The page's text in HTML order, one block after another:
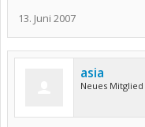
13. Juni 2007
asia
Neues Mitglied